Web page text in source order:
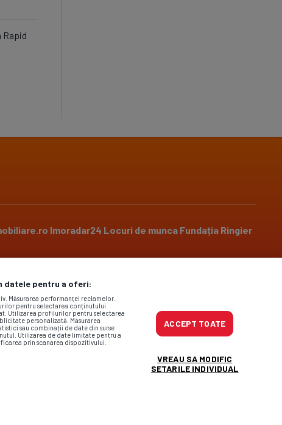
Rapid
Imoradar24 Locuri de munca Fundația Ringier
șiRegulile privind
datele pentru a oferi:
Măsurarea performanței reclamelor.
pentru selectarea conținutului
Utilizarea profilurilor pentru selectarea
personalizată. Măsurarea
sau combinații de date din surse
Utilizarea de date limitate pentru a
prin scanarea dispozitivului.
ACCEPT TOATE
VREAU SA MODIFIC
SETARILE INDIVIDUAL